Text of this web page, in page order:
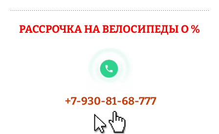
РАССРОЧКА НА ВЕЛОСИПЕДЫ О %
+7-930-81-68-777